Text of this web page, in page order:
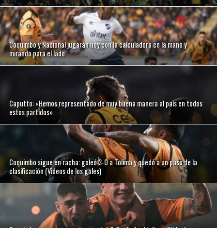
Coquimbo y Nacional jugarán hoy con la calculadora en la mano y
mirando para el lado
Caputto: «Hemos representado de muy buena manera al país en todos
estos partidos»
Coquimbo sigue en racha: goleó 3-0 a Tolima y quedó a un paso de la
clasificación (Videos de los goles)